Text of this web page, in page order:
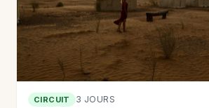
CIRCUIT 3 JOURS